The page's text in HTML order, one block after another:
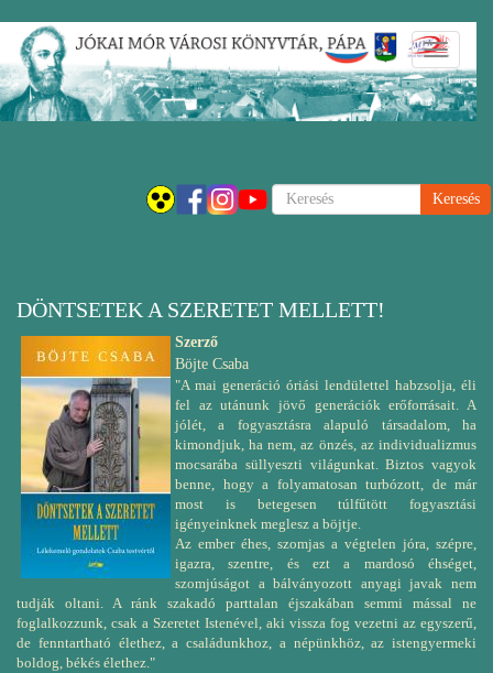
Ugrás
tartalomra
Keresés
DÖNTSETEK A SZERETET MELLETT!
Szerző
Böjte Csaba
"A mai generáció óriási lendülettel habzsolja, éli
fel az utánunk jövő generációk erőforrásait. A
jólét, a fogyasztásra alapuló társadalom, ha
kimondjuk, ha nem, az önzés, az individualizmus
mocsarába süllyeszti világunkat. Biztos vagyok
benne, hogy a folyamatosan turbózott, de már
most is betegesen túlfűtött fogyasztási
igényeinknek meglesz a böjtje.
Az ember éhes, szomjas a végtelen jóra, szépre,
igazra, szentre, és ezt a mardosó éhséget,
szomjúságot a bálványozott anyagi javak nem
tudják oltani. A ránk szakadó parttalan éjszakában semmi mással ne
foglalkozzunk, csak a Szeretet Istenével, aki vissza fog vezetni az egyszerű,
de fenntartható élethez, a családunkhoz, a népünkhöz, az istengyermeki
boldog, békés élethez."